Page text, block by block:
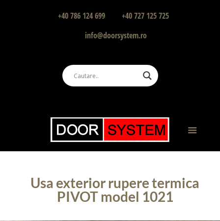
+40 786 124 699
+40 727 125 725
info@doorsystem.ro
Usa exterior rupere termica
PIVOT model 1021